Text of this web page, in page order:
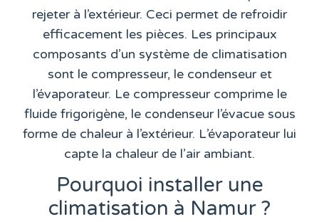
rejeter à l’extérieur. Ceci permet de refroidir
efficacement les pièces. Les principaux
composants d’un système de climatisation
sont le compresseur, le condenseur et
l’évaporateur. Le compresseur comprime le
fluide frigorigène, le condenseur l’évacue sous
forme de chaleur à l’extérieur. L’évaporateur lui
capte la chaleur de l’air ambiant.
Pourquoi installer une
climatisation à Namur ?